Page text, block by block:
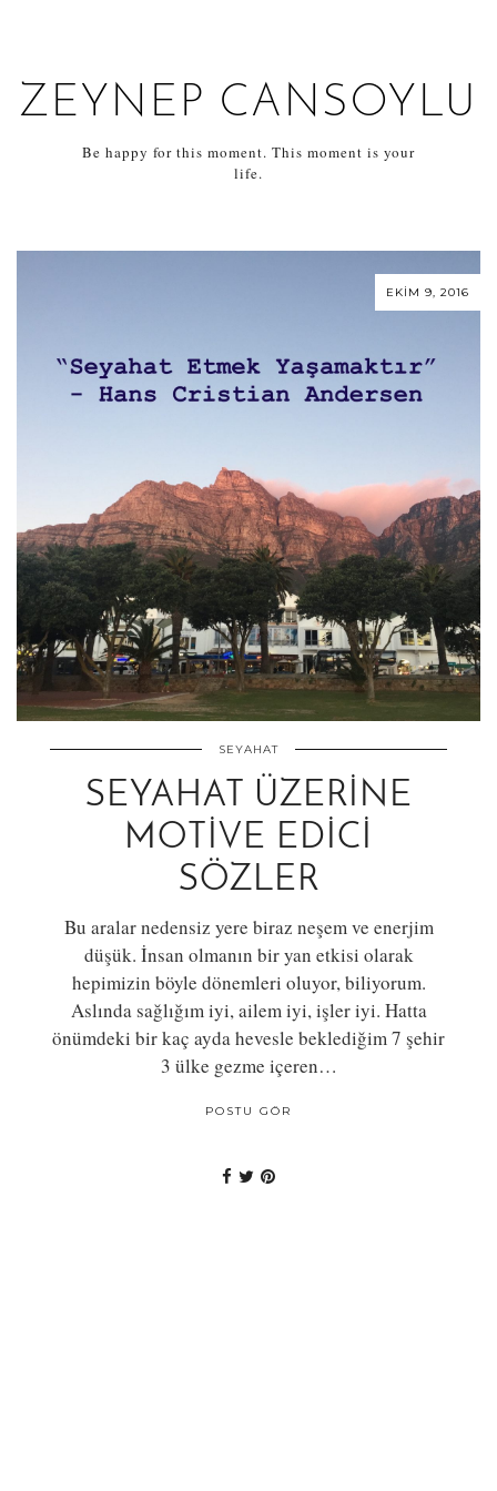
ZEYNEP CANSOYLU
Be happy for this moment. This moment is your
life.
EKIM 9, 2016
SEYAHAT
SEYAHAT ÜZERINE
MOTIVE EDICI
SÖZLER
Bu aralar nedensiz yere biraz neşem ve enerjim
düşük. İnsan olmanın bir yan etkisi olarak
hepimizin böyle dönemleri oluyor, biliyorum.
Aslında sağlığım iyi, ailem iyi, işler iyi. Hatta
önümdeki bir kaç ayda hevesle beklediğim 7 şehir
3 ülke gezme içeren…
POSTU GÖR